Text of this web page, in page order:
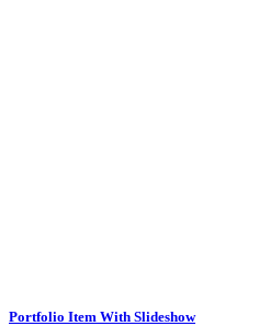
Portfolio Item With Slideshow